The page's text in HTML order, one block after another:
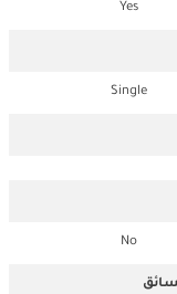
Yes
Single
No